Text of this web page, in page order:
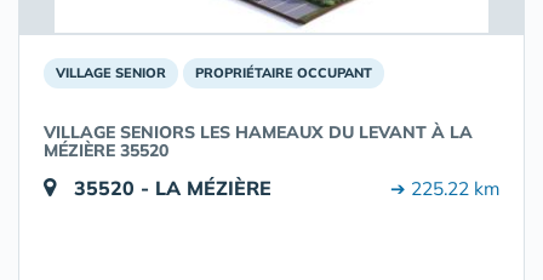
VILLAGE SENIOR PROPRIÉTAIRE OCCUPANT
VILLAGE SENIORS LES HAMEAUX DU LEVANT À LA
MÉZIÈRE 35520
35520 - LA MÉZIÈRE ➔ 225.22 km